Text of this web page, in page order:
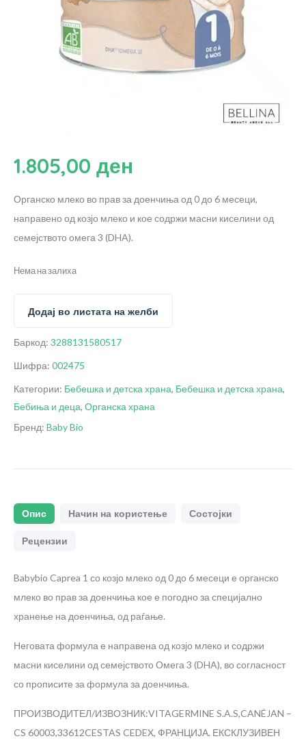
1.805,00 ден
Органско млеко во прав за доенчиња од 0 до 6 месеци,
направено од козјо млеко и кое содржи масни киселини од
семејството омега 3 (DHA).
Нема на залиха
Додај во листата на желби
Баркод: 3288131580517
Шифра: 002475
Категории: Бебешка и детска храна, Бебешка и детска храна,
Бебиња и деца, Органска храна
Бренд: Baby Bio
Опис Начин на користење Состојки
Рецензии
Babybio Caprea 1 со козјо млеко од 0 до 6 месеци е органско
млеко во прав за доенчиња кое е погодно за специјално
хранење на доенчиња, од раѓање.
Неговата формула е направена од козјо млеко и содржи
масни киселини од семејството Омега 3 (DHA), во согласност
со прописите за формула за доенчиња.
ПРОИЗВОДИТЕЛ/ИЗВОЗНИК:VITAGERMINE S.A.S,CANÉJAN –
CS 60003,33612CESTAS CEDEX, ФРАНЦИЈА. ЕКСКЛУЗИВЕН